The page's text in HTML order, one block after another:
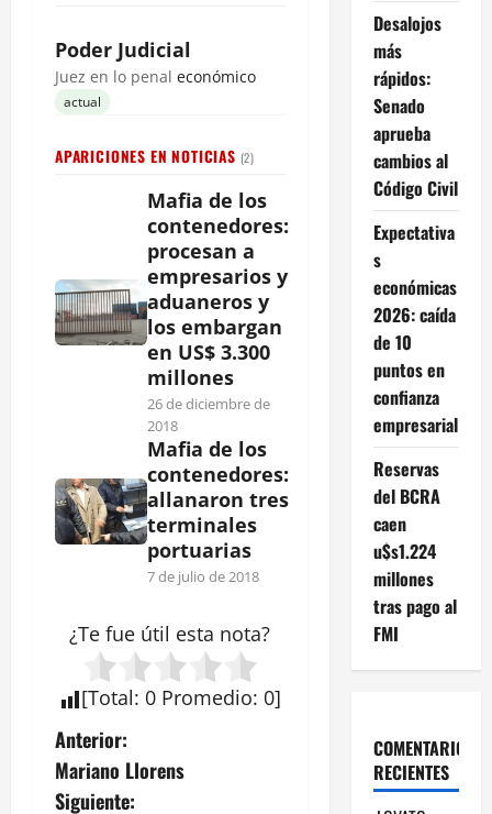
Poder Judicial
Juez en lo penal económico
actual
APARICIONES EN NOTICIAS (2)
Mafia de los
contenedores:
procesan a
empresarios y
aduaneros y
los embargan
en US$ 3.300
millones
26 de diciembre de
2018
Mafia de los
contenedores:
allanaron tres
terminales
portuarias
7 de julio de 2018
¿Te fue útil esta nota?
[Total: 0 Promedio: 0]
N
a
Anterior:
Mariano Llorens
Siguiente:
Desalojos
más
rápidos:
Senado
aprueba
cambios al
Código Civil
Expectativa
s
económicas
2026: caída
de 10
puntos en
confianza
empresarial
Reservas
del BCRA
caen
u$s1.224
millones
tras pago al
FMI
COMENTARIOS
RECIENTES